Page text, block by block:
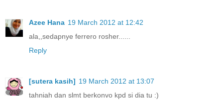
Azee Hana 19 March 2012 at 12:42
ala,,sedapnye ferrero rosher......
Reply
[sutera kasih] 19 March 2012 at 13:07
tahniah dan slmt berkonvo kpd si dia tu :)